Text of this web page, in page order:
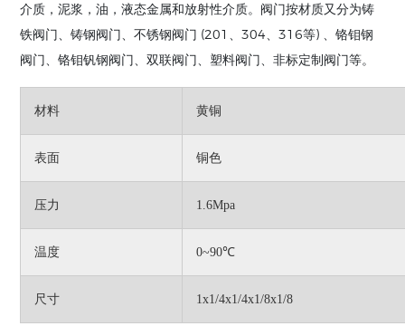
介质，泥浆，油，液态金属和放射性介质。阀门按材质又分为铸
铁阀门、铸钢阀门、不锈钢阀门 (201、304、316等) 、铬钼钢
阀门、铬钼钒钢阀门、双联阀门、塑料阀门、非标定制阀门等。
材料 黄铜
表面 铜色
压力 1.6Mpa
温度 0~90℃
尺寸 1x1/4x1/4x1/8x1/8